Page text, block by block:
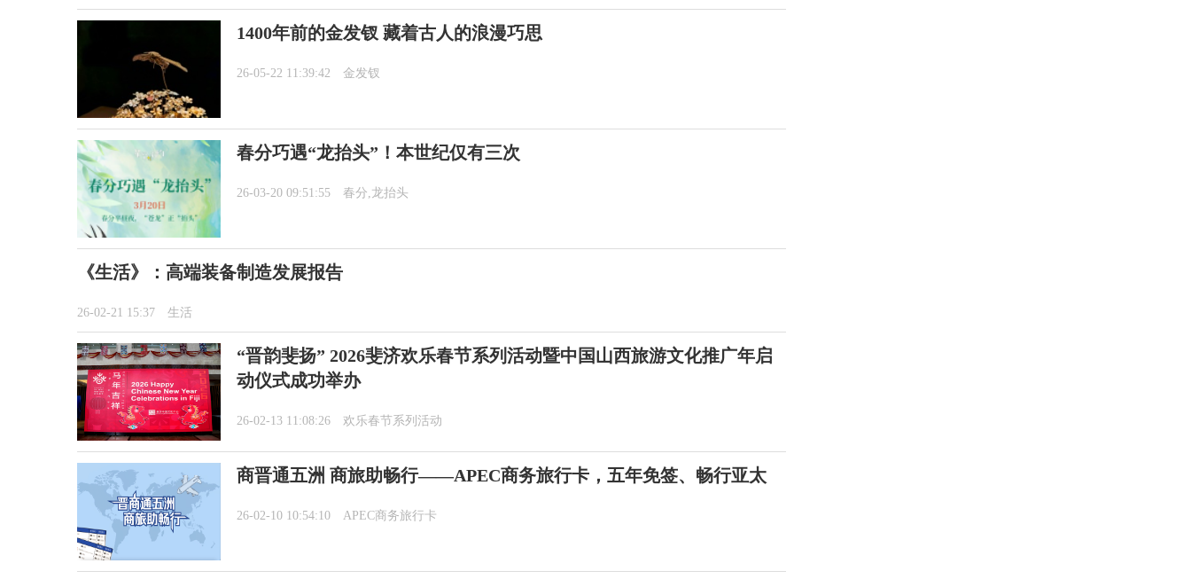
1400年前的金发钗 藏着古人的浪漫巧思
26-05-22 11:39:42 金发钗
春分巧遇“龙抬头”！本世纪仅有三次
26-03-20 09:51:55 春分,龙抬头
《生活》：高端装备制造发展报告
26-02-21 15:37 生活
“晋韵斐扬” 2026斐济欢乐春节系列活动暨中国山西旅游文化推广年启
动仪式成功举办
26-02-13 11:08:26 欢乐春节系列活动
商晋通五洲 商旅助畅行——APEC商务旅行卡，五年免签、畅行亚太
26-02-10 10:54:10 APEC商务旅行卡